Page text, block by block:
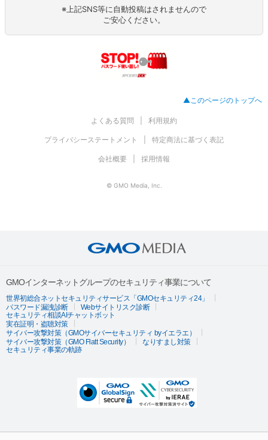
※上記SNS等に自動投稿はされませんので
ご安心ください。
▲このページのトップへ
よくある質問 利用規約
プライバシーステートメント 特定商法に基づく表記
会社概要 採用情報
© GMO Media, Inc.
GMOインターネットグループのセキュリティ事業について
世界初総合ネットセキュリティサービス「GMOセキュリティ24」
パスワード漏洩診断
Webサイトリスク診断
セキュリティ相談AIチャットボット
実在証明・盗聴対策
サイバー攻撃対策（GMOサイバーセキュリティ byイエラエ）
サイバー攻撃対策（GMO Flatt Security）
なりすまし対策
セキュリティ事業の軌跡